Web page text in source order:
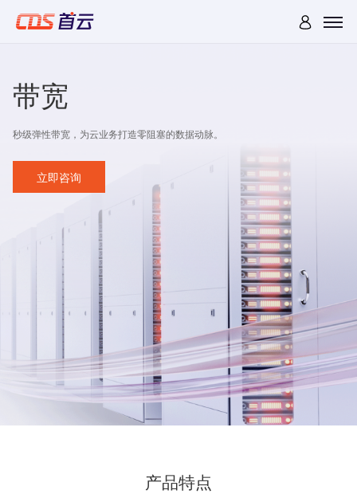
带宽
秒级弹性带宽，为云业务打造零阻塞的数据动脉。
立即咨询
产品特点